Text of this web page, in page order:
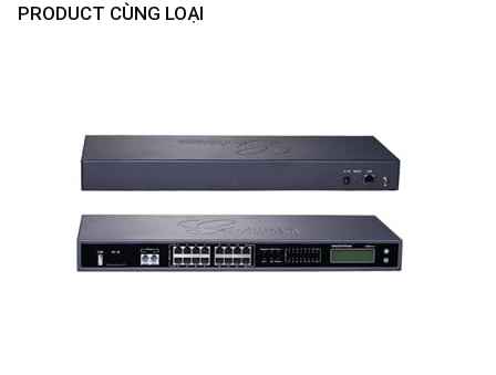
PRODUCT CÙNG LOẠI